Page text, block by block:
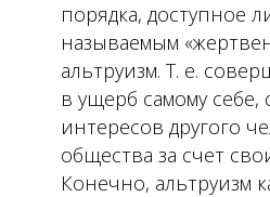
порядка, доступное
называемым
альтруизм. Т. е.
в ущерб самому
интересов другого
общества за счет
Конечно, альтруизм